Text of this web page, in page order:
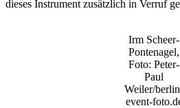
dieses Instrument zusätzlich in Verruf
Irm Scheer-
Pontenagel,
Foto: Peter-
Paul
Weiler/
event-